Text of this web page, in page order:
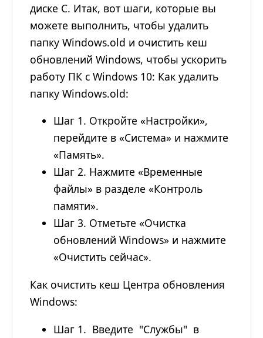
диске C. Итак, вот шаги, которые вы
можете выполнить, чтобы удалить
папку Windows.old и очистить кеш
обновлений Windows, чтобы ускорить
работу ПК с Windows 10: Как удалить
папку Windows.old:
Шаг 1. Откройте «Настройки»,
перейдите в «Система» и нажмите
«Память».
Шаг 2. Нажмите «Временные
файлы» в разделе «Контроль
памяти».
Шаг 3. Отметьте «Очистка
обновлений Windows» и нажмите
«Очистить сейчас».
Как очистить кеш Центра обновления
Windows:
Шаг 1. Введите "Службы" в